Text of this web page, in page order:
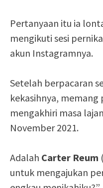
Pertanyaan itu ia
mengikuti sesi
akun Instagramnya.
Setelah berpacaran
kekasihnya,
mengakhiri masa
November 2021.
Adalah Carter Reum
untuk mengajukan